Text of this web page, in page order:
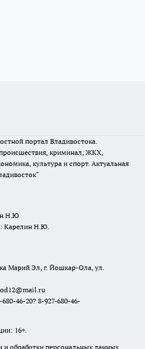
портал Владивостока.
криминал, ЖКХ,
культура и спорт. Актуальная
Н.Ю
Карелин Н.Ю.
Марий Эл, г. Йошкар-Ола, ул.
46-20? 8-927-680-46-
16+.
обработки персональных данных